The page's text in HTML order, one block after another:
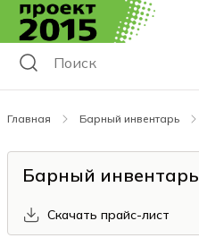
Главная Барный инвентарь
Барный инвентарь
Скачать прайс-лист